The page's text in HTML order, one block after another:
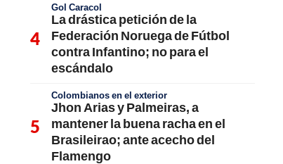
Gol Caracol
La drástica petición de la
Federación Noruega de Fútbol
contra Infantino; no para el
escándalo
Colombianos en el exterior
Jhon Arias y Palmeiras, a
mantener la buena racha en el
Brasileirao; ante acecho del
Flamengo